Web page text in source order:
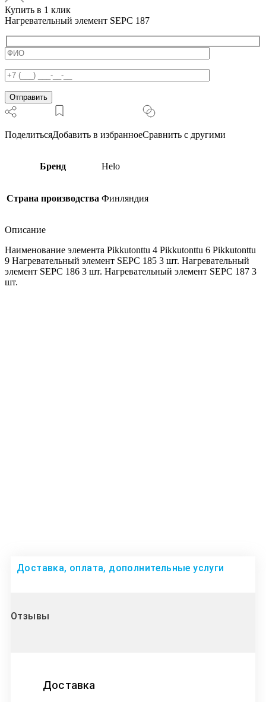
Купить в 1 клик
Нагревательный элемент SEPC 187
ПоделитьсяДобавить в избранноеСравнить с другими
Бренд Helo
Страна производства Финляндия
Описание
Наименование элемента Pikkutonttu 4 Pikkutonttu 6 Pikkutonttu
9 Нагревательный элемент SEPC 185 3 шт. Нагревательный
элемент SEPC 186 3 шт. Нагревательный элемент SEPC 187 3
шт.
Доставка, оплата, дополнительные услуги
Отзывы
Доставка